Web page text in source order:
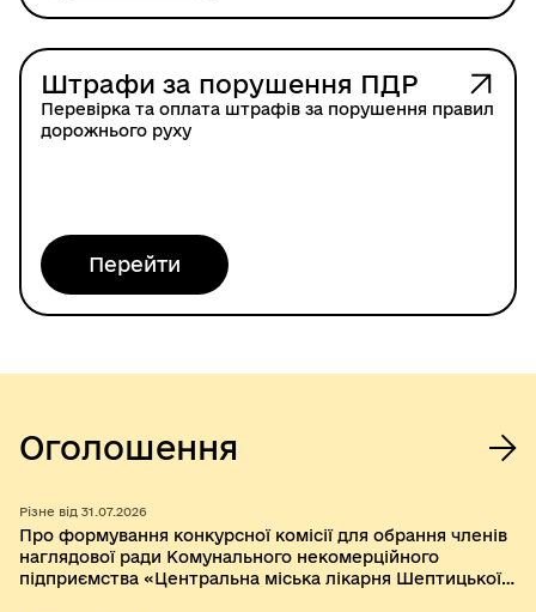
Штрафи за порушення ПДР
Перевірка та оплата штрафів за порушення правил
дорожнього руху
Перейти
Оголошення
Різне від 31.07.2026
Про формування конкурсної комісії для обрання членів
наглядової ради Комунального некомерційного
підприємства «Центральна міська лікарня Шептицької